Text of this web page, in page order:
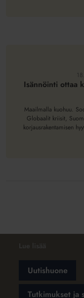
Isännöinti ottaa
Maailmalla kuohuu.
Globaalit kriisit,
korjausrakentamisen
Uutishuone
Tutkimukset ja